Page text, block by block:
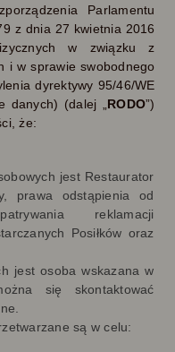
Parlamentu
z dnia 27 kwietnia 2016
w związku z
i w sprawie swobodnego
dyrektywy 95/46/WE
danych) (dalej „ RODO”)
że:
jest Restaurator
prawa odstąpienia od
reklamacji
Posiłków oraz
jest osoba wskazana w
się skontaktować
są w celu: